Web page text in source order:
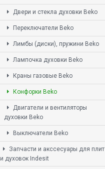
Двери и стекла духовки Beko
Переключатели Beko
Лимбы (диски), пружини Beko
Лампочка духовки Beko
Краны газовые Beko
Конфорки Beko
Двигатели и вентиляторы
духовки Beko
Выключатели Beko
Запчасти и акссесуары для плит
и духовок Indesit